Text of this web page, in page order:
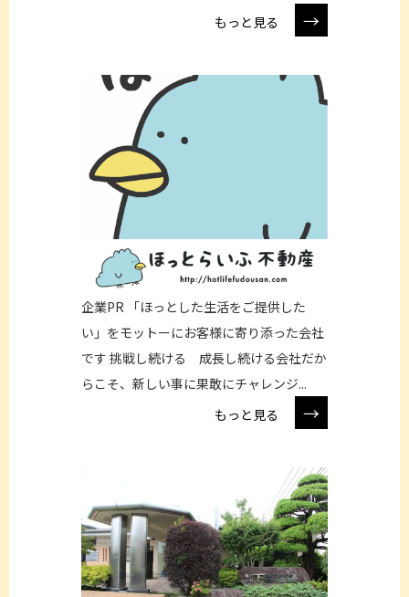
もっと見る →
企業PR 「ほっとした生活をご提供した
い」をモットーにお客様に寄り添った会社
です 挑戦し続ける 成長し続ける会社だか
らこそ、新しい事に果敢にチャレンジ...
もっと見る
→